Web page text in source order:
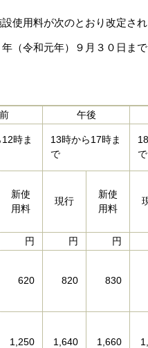
使用料が次のとおり改定され
（令和元年）９月３０日ま
午後
時ま
13時から17時ま
で
で
新使
用料
現行
新使
用料
円 円 円
620 820 830
1,250 1,640 1,660